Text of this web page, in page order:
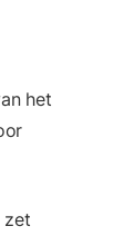
het
zet